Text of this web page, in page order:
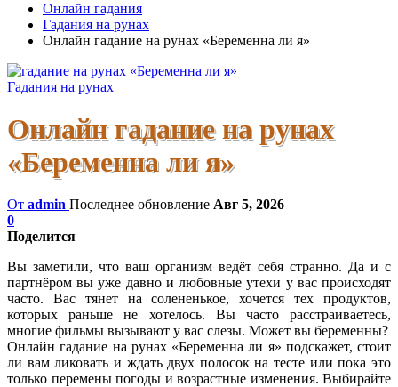
Онлайн гадания
Гадания на рунах
Онлайн гадание на рунах «Беременна ли я»
Гадания на рунах
Онлайн гадание на рунах
«Беременна ли я»
От admin Последнее обновление Авг 5, 2026
0
Поделится
Вы заметили, что ваш организм ведёт себя странно. Да и с
партнёром вы уже давно и любовные утехи у вас происходят
часто. Вас тянет на солененькое, хочется тех продуктов,
которых раньше не хотелось. Вы часто расстраиваетесь,
многие фильмы вызывают у вас слезы. Может вы беременны?
Онлайн гадание на рунах «Беременна ли я» подскажет, стоит
ли вам ликовать и ждать двух полосок на тесте или пока это
только перемены погоды и возрастные изменения. Выбирайте